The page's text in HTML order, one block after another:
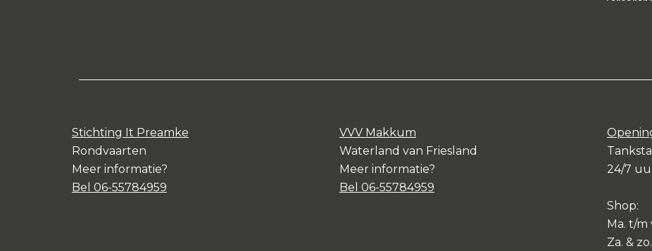
Stichting It Preamke
Rondvaarten
Meer informatie?
Bel 06-55784959
VVV Makkum
Waterland van Friesland
Meer informatie?
Bel 06-55784959
24/7
Shop:
Ma. t/m
Za. &